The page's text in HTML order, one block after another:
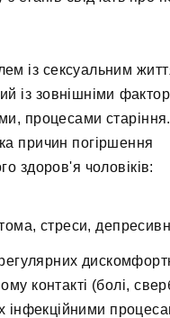
із сексуальним
із зовнішніми
процесами старіння.
причин погіршення
здоров'я чоловіків:
стреси,
контакті (болі,
інфекційними